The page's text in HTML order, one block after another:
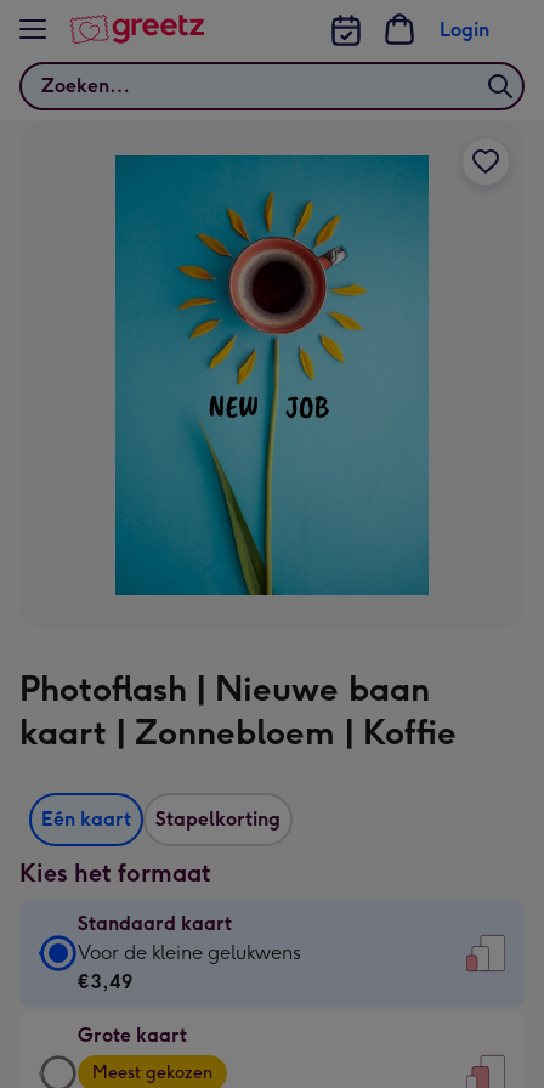
Bekijk meer
Zoeken
Login
Photoflash | Nieuwe baan
kaart | Zonnebloem | Koffie
Eén kaart Stapelkorting
Kies het formaat
Standaard kaart
Standaard
kaart
€3,49
-
Voor de kleine gelukwens
€3,49
Grote kaart
Grote
Meest gekozen